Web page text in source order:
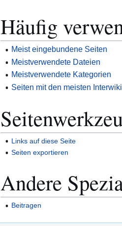
Häufig
Meist eingebundene Seiten
Meistverwendete Dateien
Meistverwendete Kategorien
Seiten mit den meisten
Links auf diese Seite
Seiten exportieren
Andere
Beitragen